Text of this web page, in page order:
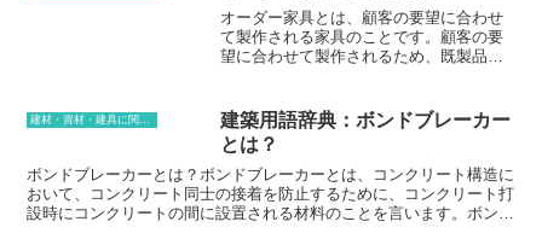
オーダー家具とは、顧客の要望に合わせ
て製作される家具のことです。顧客の要
望に合わせて製作されるため、既製品に
以下の通りです。* -デザインの自由度が
高い- 顧客の要望に合わせてデザインする
ため、既製品にはないデザインや機能を
実現することができます。* -品質が高い-
オーダー家具は、熟練の職人が手作業で
製作するため、品質が高いです。* -耐久
建材・資材・建具に関する用語
建築用語辞典：ボンドブレーカー
とは？
ボンドブレーカーとは？ボンドブレーカーとは、コンクリート構造に
おいて、コンクリート同士の接着を防止するために、コンクリート打
設時にコンクリートの間に設置される材料のことを言います。ボンド